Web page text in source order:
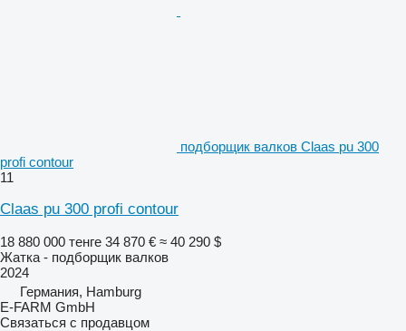
подборщик валков Claas pu 300
profi contour
11
Claas pu 300 profi contour
18 880 000 тенге 34 870 € ≈ 40 290 $
Жатка - подборщик валков
2024
Германия, Hamburg
E-FARM GmbH
Связаться с продавцом